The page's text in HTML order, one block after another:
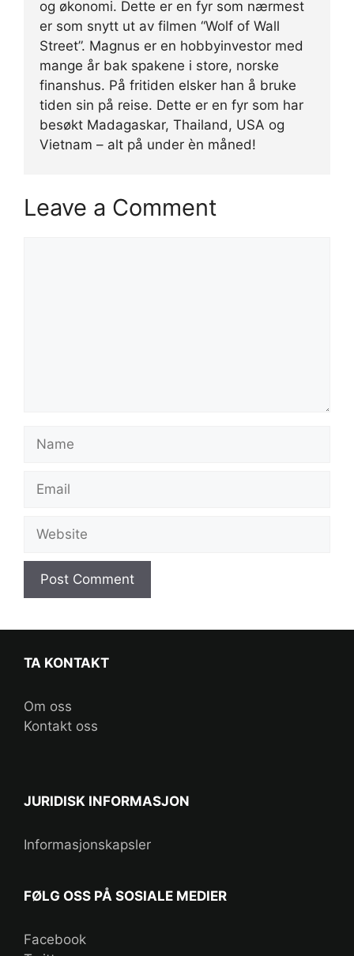
og økonomi. Dette er en fyr som nærmest
er som snytt ut av filmen “Wolf of Wall
Street”. Magnus er en hobbyinvestor med
mange år bak spakene i store, norske
finanshus. På fritiden elsker han å bruke
tiden sin på reise. Dette er en fyr som har
besøkt Madagaskar, Thailand, USA og
Vietnam – alt på under èn måned!
Leave a Comment
Name
Email
Website
TA KONTAKT
Om oss
Kontakt oss
JURIDISK INFORMASJON
Informasjonskapsler
FØLG OSS PÅ SOSIALE MEDIER
Facebook